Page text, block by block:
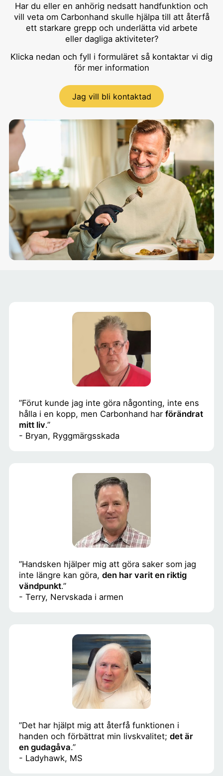
Har du eller en anhörig nedsatt handfunktion och
vill veta om Carbonhand skulle hjälpa till att återfå
ett starkare grepp och underlätta vid arbete
eller dagliga aktiviteter?
Klicka nedan och fyll i formuläret så kontaktar vi dig
för mer information
Jag vill bli kontaktad
”Förut kunde jag inte göra någonting, inte ens
hålla i en kopp, men Carbonhand har förändrat
mitt liv.”
- Bryan, Ryggmärgsskada
”Handsken hjälper mig att göra saker som jag
inte längre kan göra, den har varit en riktig
vändpunkt.”
- Terry, Nervskada i armen
”Det har hjälpt mig att återfå funktionen i
handen och förbättrat min livskvalitet; det är
en gudagåva.”
- Ladyhawk, MS